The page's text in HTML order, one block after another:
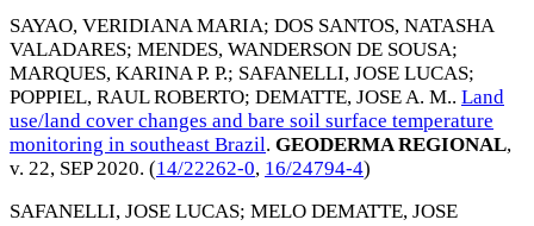
SAYAO, VERIDIANA MARIA; DOS SANTOS, NATASHA
VALADARES; MENDES, WANDERSON DE SOUSA;
MARQUES, KARINA P. P.; SAFANELLI, JOSE LUCAS;
POPPIEL, RAUL ROBERTO; DEMATTE, JOSE A. M.. Land
use/land cover changes and bare soil surface temperature
monitoring in southeast Brazil. GEODERMA REGIONAL,
v. 22, SEP 2020. (14/22262-0, 16/24794-4)
SAFANELLI, JOSE LUCAS; MELO DEMATTE, JOSE